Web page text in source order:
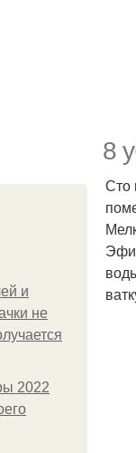
8
и
не
2022
Сто